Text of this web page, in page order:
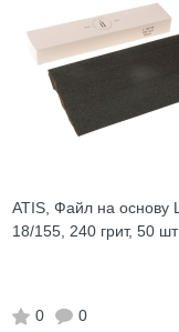
ATIS, Файл на основу L
18/155, 240 грит, 50 шт
0
0